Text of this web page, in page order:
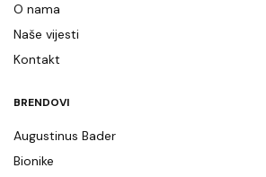
O nama
Naše vijesti
Kontakt
BRENDOVI
Augustinus Bader
Bionike